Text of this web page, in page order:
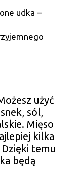
udka –
użyć
sól,
Mięso
kilka
temu
będą